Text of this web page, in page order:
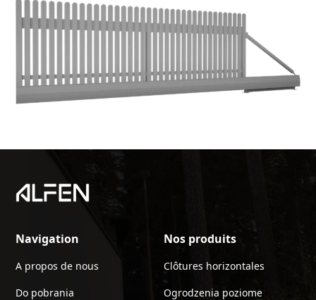
Navigation
A propos de nous
Do pobrania
Nos produits
Clôtures horizontales
Ogrodzenia poziome